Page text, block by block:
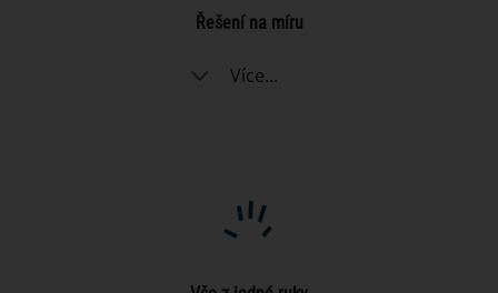
Řešení na míru
Více...